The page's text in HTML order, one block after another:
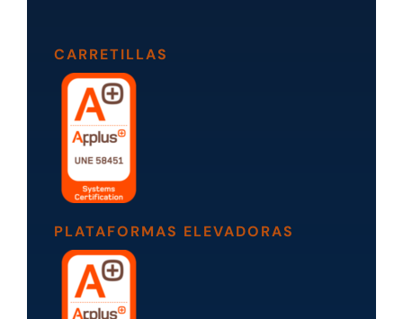
CARRETILLAS
PLATAFORMAS ELEVADORAS